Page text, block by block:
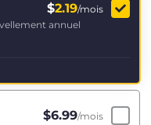
$2.19/mois
annuel
$6.99/mois